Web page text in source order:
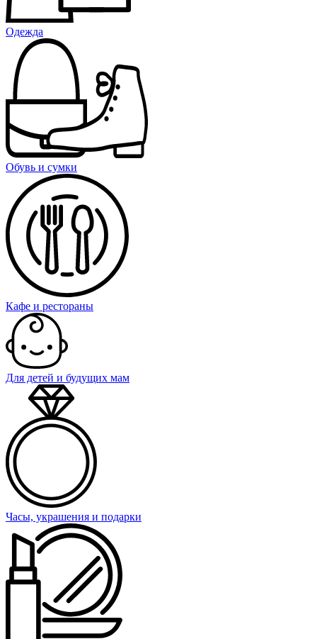
Одежда
Обувь и сумки
Кафе и рестораны
Для детей и будущих мам
Часы, украшения и подарки